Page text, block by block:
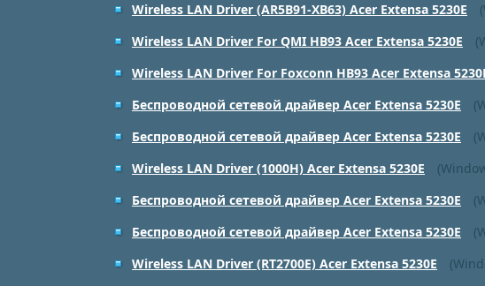
Wireless LAN Driver (AR5B91-XB63) Acer Extensa 5230E
Wireless LAN Driver For QMI HB93 Acer Extensa 5230E
Wireless LAN Driver For Foxconn HB93 Acer Extensa
Беспроводной сетевой драйвер Acer Extensa 5230E
Беспроводной сетевой драйвер Acer Extensa 5230E
Wireless LAN Driver (1000H) Acer Extensa 5230E
Беспроводной сетевой драйвер Acer Extensa 5230E
Беспроводной сетевой драйвер Acer Extensa 5230E
Wireless LAN Driver (RT2700E) Acer Extensa 5230E